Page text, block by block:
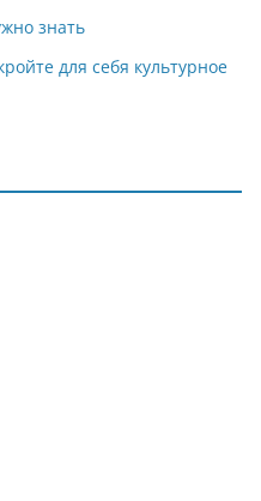
знать
для себя культурное